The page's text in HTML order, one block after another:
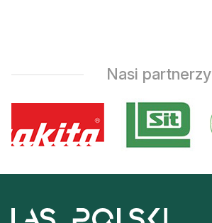
Nasi partnerzy